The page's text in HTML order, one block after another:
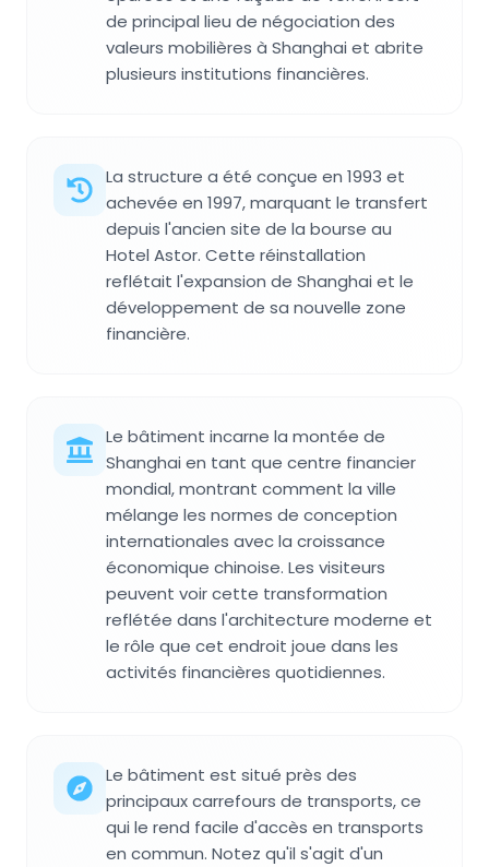
de principal lieu de négociation des
valeurs mobilières à Shanghai et abrite
plusieurs institutions financières.
La structure a été conçue en 1993 et
achevée en 1997, marquant le transfert
depuis l'ancien site de la bourse au
Hotel Astor. Cette réinstallation
reflétait l'expansion de Shanghai et le
développement de sa nouvelle zone
financière.
Le bâtiment incarne la montée de
Shanghai en tant que centre financier
mondial, montrant comment la ville
mélange les normes de conception
internationales avec la croissance
économique chinoise. Les visiteurs
peuvent voir cette transformation
reflétée dans l'architecture moderne et
le rôle que cet endroit joue dans les
activités financières quotidiennes.
Le bâtiment est situé près des
principaux carrefours de transports, ce
qui le rend facile d'accès en transports
en commun. Notez qu'il s'agit d'un